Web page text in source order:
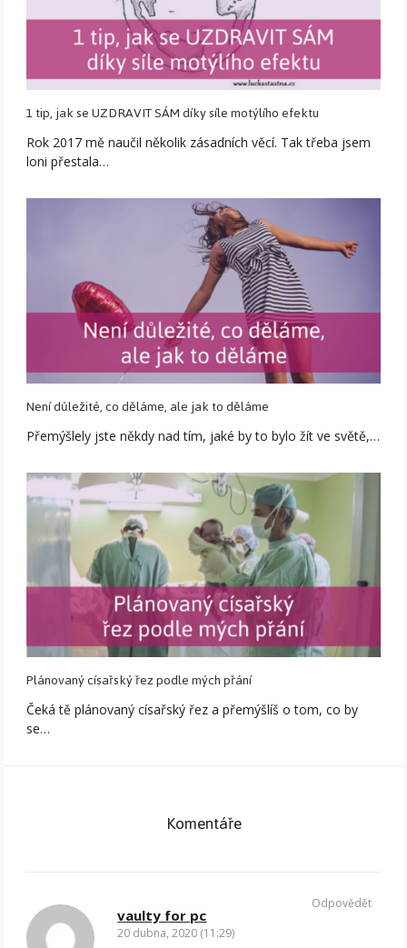
1 tip, jak se UZDRAVIT SÁM díky síle motýlího efektu
Rok 2017 mě naučil několik zásadních věcí. Tak třeba jsem
loni přestala…
Není důležité, co děláme, ale jak to děláme
Přemýšlely jste někdy nad tím, jaké by to bylo žít ve světě,…
Plánovaný císařský řez podle mých přání
Čeká tě plánovaný císařský řez a přemýšlíš o tom, co by
se…
Komentáře
vaulty for pc
20 dubna, 2020 (11:29)
Odpovědět